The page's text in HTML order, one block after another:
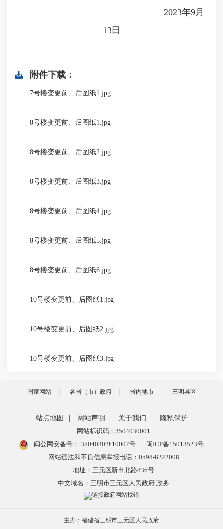
2023年9月
13日
附件下载：
7号楼变更前、后图纸1.jpg
8号楼变更前、后图纸1.jpg
8号楼变更前、后图纸2.jpg
8号楼变更前、后图纸3.jpg
8号楼变更前、后图纸4.jpg
8号楼变更前、后图纸5.jpg
8号楼变更前、后图纸6.jpg
10号楼变更前、后图纸1.jpg
10号楼变更前、后图纸2.jpg
10号楼变更前、后图纸3.jpg
国家网站 各省（市）政府 省内地市 三明县区
站点地图 网站声明 关于我们
隐私保护
网站标识码：3504030001
闽公网安备号： 35040302610007号
闽ICP备15013523号
网站违法和不良信息举报电话：0598-8222008
地址：三元区新市北路836号
中文域名：三明市三元区人民政府.政务
主办：福建省三明市三元区人民政府